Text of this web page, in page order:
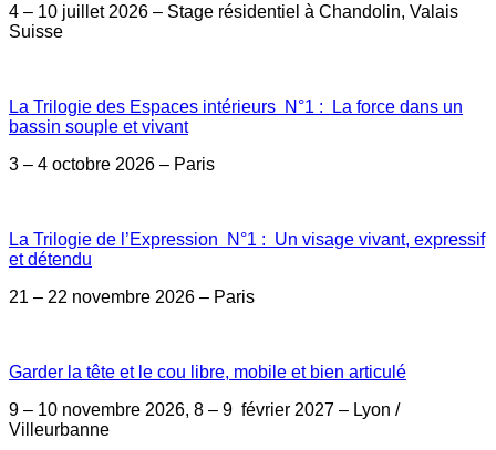
4 – 10 juillet 2026 – Stage résidentiel à Chandolin, Valais
Suisse
La Trilogie des Espaces intérieurs N°1 : La force dans un
bassin souple et vivant
3 – 4 octobre 2026 – Paris
La Trilogie de l’Expression N°1 : Un visage vivant, expressif
et détendu
21 – 22 novembre 2026 – Paris
Garder la tête et le cou libre, mobile et bien articulé
9 – 10 novembre 2026, 8 – 9 février 2027 – Lyon /
Villeurbanne